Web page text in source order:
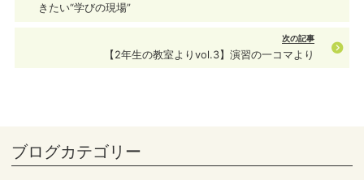
きたい“学びの現場”
次の記事
【2年生の教室よりvol.3】演習の一コマより